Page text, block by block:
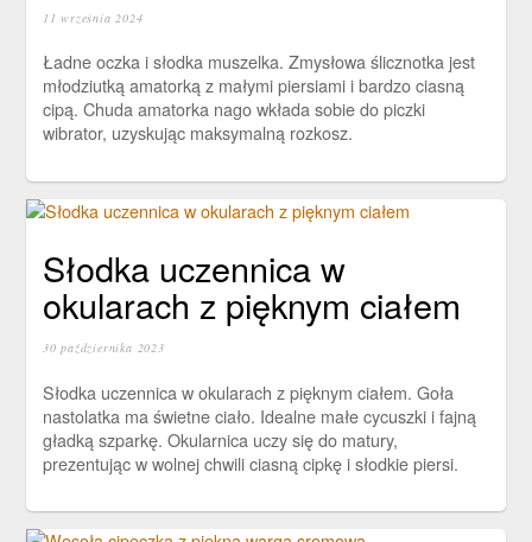
11 września 2024
Ładne oczka i słodka muszelka. Zmysłowa ślicznotka jest
młodziutką amatorką z małymi piersiami i bardzo ciasną
cipą. Chuda amatorka nago wkłada sobie do piczki
wibrator, uzyskując maksymalną rozkosz.
Słodka uczennica w
okularach z pięknym ciałem
30 października 2023
Słodka uczennica w okularach z pięknym ciałem. Goła
nastolatka ma świetne ciało. Idealne małe cycuszki i fajną
gładką szparkę. Okularnica uczy się do matury,
prezentując w wolnej chwili ciasną cipkę i słodkie piersi.